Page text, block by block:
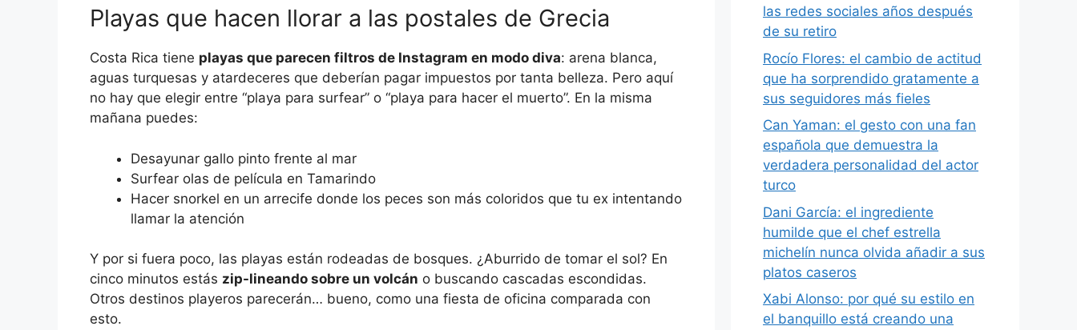
Playas que hacen llorar a las postales de Grecia
Costa Rica tiene playas que parecen filtros de Instagram en modo diva: arena blanca,
aguas turquesas y atardeceres que deberían pagar impuestos por tanta belleza. Pero aquí
no hay que elegir entre “playa para surfear” o “playa para hacer el muerto”. En la misma
mañana puedes:
Desayunar gallo pinto frente al mar
Surfear olas de película en Tamarindo
Hacer snorkel en un arrecife donde los peces son más coloridos que tu ex intentando
llamar la atención
Y por si fuera poco, las playas están rodeadas de bosques. ¿Aburrido de tomar el sol? En
cinco minutos estás zip-lineando sobre un volcán o buscando cascadas escondidas.
Otros destinos playeros parecerán… bueno, como una fiesta de oficina comparada con
esto.
las redes sociales años después
de su retiro
Rocío Flores: el cambio de actitud
que ha sorprendido gratamente a
sus seguidores más fieles
Can Yaman: el gesto con una fan
española que demuestra la
verdadera personalidad del actor
turco
Dani García: el ingrediente
humilde que el chef estrella
michelín nunca olvida añadir a sus
platos caseros
Xabi Alonso: por qué su estilo en
el banquillo está creando una